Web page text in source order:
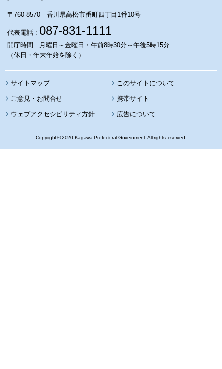
〒760-8570 香川県高松市番町四丁目1番10号
代表電話 : 087-831-1111
開庁時間 : 月曜日～金曜日・午前8時30分～午後5時15分
（休日・年末年始を除く）
サイトマップ このサイトについて
携帯サイト
ウェブアクセシビリティ方針 広告について
Copyright © 2020 Kagawa Prefectural Government. All rights reserved.